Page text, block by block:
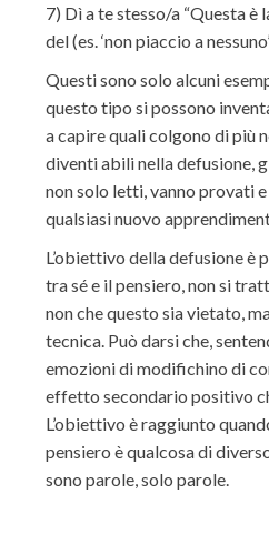
7) Dì a te stesso/a “Questa
del (es. ‘non piaccio a
Questi sono solo alcuni
questo tipo si possono
a capire quali colgono di più
diventi abili nella defusione,
non solo letti, vanno provati
qualsiasi nuovo
L’obiettivo della defusione è
tra sé e il pensiero, non si
non che questo sia vietato,
tecnica. Può darsi che,
emozioni di modifichino di
effetto secondario positivo
L’obiettivo è raggiunto
pensiero è qualcosa di
sono parole, solo parole.